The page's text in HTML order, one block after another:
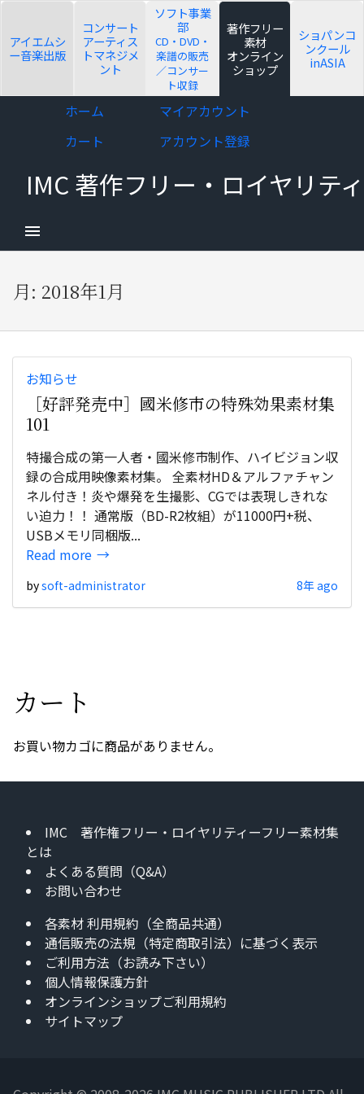
アイエムシ
ー音楽出版
コンサート
アーティス
トマネジメ
ント
ソフト事業
部
CD・DVD・
楽譜の販売
／コンサー
ト収録
著作フリー
素材
オンライン
ショップ
ショパンコ
ンクール
inASIA
ホーム
マイアカウント
カート
アカウント登録
IMC 著作フリー・ロイヤリ
月: 2018年1月
お知らせ
［好評発売中］國米修市の特殊効果素材集
101
特撮合成の第一人者・國米修市制作、ハイビジョン収
録の合成用映像素材集。 全素材HD＆アルファチャン
ネル付き！炎や爆発を生撮影、CGでは表現しきれな
い迫力！！ 通常版（BD-R2枚組）が11000円+税、
USBメモリ同梱版...
Read more
bysoft-administrator 8年 ago
カート
お買い物カゴに商品がありません。
IMC 著作権フリー・ロイヤリティーフリー素材集
とは
よくある質問（Q&A）
お問い合わせ
各素材 利用規約（全商品共通）
通信販売の法規（特定商取引法）に基づく表示
ご利用方法（お読み下さい）
個人情報保護方針
オンラインショップご利用規約
サイトマップ
child menu